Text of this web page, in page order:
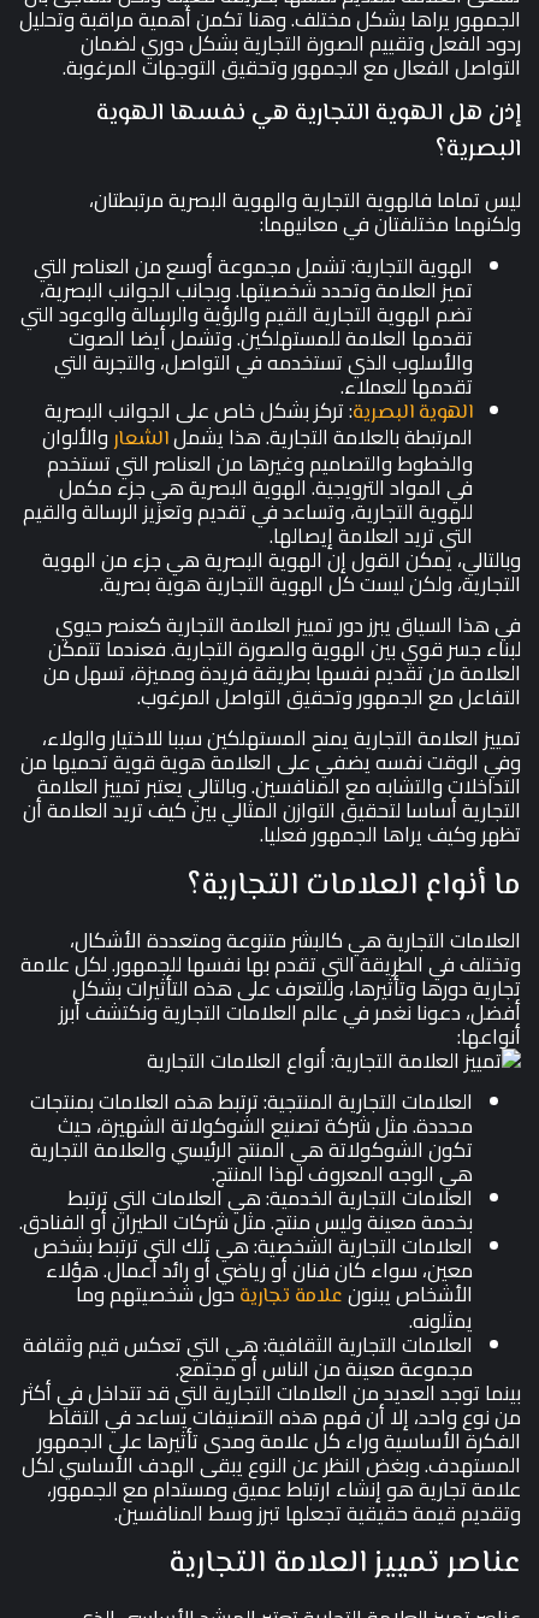
الجمهور يراها بشكل مختلف. وهنا تكمن أهمية مراقبة وتحليل
ردود الفعل وتقييم الصورة التجارية بشكل دوري لضمان
التواصل الفعال مع الجمهور وتحقيق التوجهات المرغوبة.
إذن هل الهوية التجارية هي نفسها الهوية
البصرية؟
ليس تماما فالهوية التجارية والهوية البصرية مرتبطتان،
ولكنهما مختلفتان في معانيهما:
الهوية التجارية: تشمل مجموعة أوسع من العناصر التي
تميز العلامة وتحدد شخصيتها. وبجانب الجوانب البصرية،
تضم الهوية التجارية القيم والرؤية والرسالة والوعود التي
تقدمها العلامة للمستهلكين. وتشمل أيضا الصوت
والأسلوب الذي تستخدمه في التواصل، والتجربة التي
تقدمها للعملاء.
الهوية البصرية: تركز بشكل خاص على الجوانب البصرية
المرتبطة بالعلامة التجارية. هذا يشملالشعار والألوان
والخطوط والتصاميم وغيرها من العناصر التي تستخدم
في المواد الترويجية. الهوية البصرية هي جزء مكمل
للهوية التجارية، وتساعد في تقديم وتعزيز الرسالة والقيم
التي تريد العلامة إيصالها.
وبالتالي، يمكن القول إن الهوية البصرية هي جزء من الهوية
التجارية، ولكن ليست كل الهوية التجارية هوية بصرية.
في هذا السياق يبرز دور تمييز العلامة التجارية كعنصر حيوي
لبناء جسر قوي بين الهوية والصورة التجارية. فعندما تتمكن
العلامة من تقديم نفسها بطريقة فريدة ومميزة، تسهل من
التفاعل مع الجمهور وتحقيق التواصل المرغوب.
تمييز العلامة التجارية يمنح المستهلكين سببا للاختيار والولاء،
وفي الوقت نفسه يضفي على العلامة هوية قوية تحميها من
التداخلات والتشابه مع المنافسين. وبالتالي يعتبر تمييز العلامة
التجارية أساسا لتحقيق التوازن المثالي بين كيف تريد العلامة أن
تظهر وكيف يراها الجمهور فعليا.
ما أنواع العلامات التجارية؟
العلامات التجارية هي كالبشر متنوعة ومتعددة الأشكال،
وتختلف في الطريقة التي تقدم بها نفسها للجمهور. لكل علامة
تجارية دورها وتأثيرها، وللتعرف على هذه التأثيرات بشكل
أفضل، دعونا نغمر في عالم العلامات التجارية ونكتشف أبرز
أنواعها:
العلامات التجارية المنتجية: ترتبط هذه العلامات بمنتجات
محددة. مثل شركة تصنيع الشوكولاتة الشهيرة، حيث
تكون الشوكولاتة هي المنتج الرئيسي والعلامة التجارية
هي الوجه المعروف لهذا المنتج.
العلامات التجارية الخدمية: هي العلامات التي ترتبط
بخدمة معينة وليس منتج. مثل شركات الطيران أو الفنادق.
العلامات التجارية الشخصية: هي تلك التي ترتبط بشخص
معين، سواء كان فنان أو رياضي أو رائد أعمال. هؤلاء
الأشخاص يبنونعلامة تجارية حول شخصيتهم وما
يمثلونه.
العلامات التجارية الثقافية: هي التي تعكس قيم وثقافة
مجموعة معينة من الناس أو مجتمع.
بينما توجد العديد من العلامات التجارية التي قد تتداخل في أكثر
من نوع واحد، إلا أن فهم هذه التصنيفات يساعد في التقاط
الفكرة الأساسية وراء كل علامة ومدى تأثيرها على الجمهور
المستهدف. وبغض النظر عن النوع يبقى الهدف الأساسي لكل
علامة تجارية هو إنشاء ارتباط عميق ومستدام مع الجمهور،
وتقديم قيمة حقيقية تجعلها تبرز وسط المنافسين.
عناصر تمييز العلامة التجارية